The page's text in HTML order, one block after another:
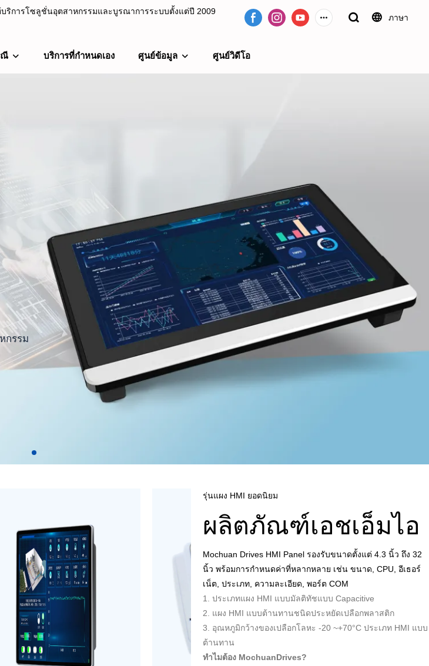
บริการโซลูชั่นอุตสาหกรรมและบูรณาการระบบตั้งแต่ปี 2009
นอุตสาหกรรมและบูรณาการระบบตั้งแต่ปี 2009
ภาษา
ณี บริการที่กำหนดเอง ศูนย์ข้อมูล ศูนย์วิดีโอ
กรรม
รุ่นแผง HMI ยอดนิยม
ผลิตภัณฑ์เอชเอ็มไอ
Mochuan Drives HMI Panel รองรับขนาดตั้งแต่ 4.3 นิ้ว ถึง 32
นิ้ว พร้อมการกำหนดค่าที่หลากหลาย เช่น ขนาด, CPU, อีเธอร์
เน็ต, ประเภท, ความละเอียด, พอร์ต COM
1. ประเภทแผง HMI แบบมัลติทัชแบบ Capacitive
2. แผง HMI แบบต้านทานชนิดประหยัดเปลือกพลาสติก
3. อุณหภูมิกว้างของเปลือกโลหะ -20 ~+70°C ประเภท HMI แบบ
ต้านทาน
ทำไมต้อง MochuanDrives?